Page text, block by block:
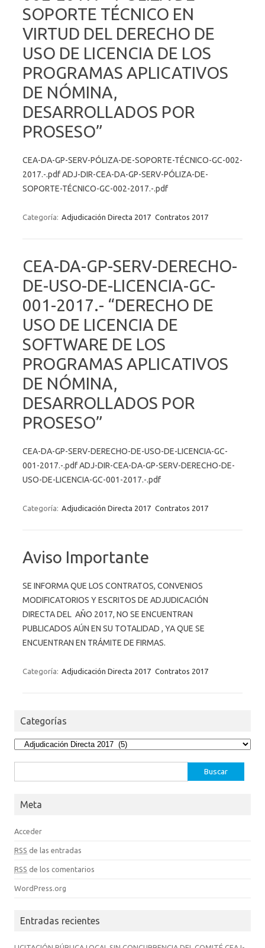
SOPORTE TÉCNICO EN
VIRTUD DEL DERECHO DE
USO DE LICENCIA DE LOS
PROGRAMAS APLICATIVOS
DE NÓMINA,
DESARROLLADOS POR
PROSESO”
CEA-DA-GP-SERV-PÓLIZA-DE-SOPORTE-TÉCNICO-GC-002-
2017.-.pdf ADJ-DIR-CEA-DA-GP-SERV-PÓLIZA-DE-
SOPORTE-TÉCNICO-GC-002-2017.-.pdf
Categoría: Adjudicación Directa 2017 Contratos 2017
CEA-DA-GP-SERV-DERECHO-
DE-USO-DE-LICENCIA-GC-
001-2017.- “DERECHO DE
USO DE LICENCIA DE
SOFTWARE DE LOS
PROGRAMAS APLICATIVOS
DE NÓMINA,
DESARROLLADOS POR
PROSESO”
CEA-DA-GP-SERV-DERECHO-DE-USO-DE-LICENCIA-GC-
001-2017.-.pdf ADJ-DIR-CEA-DA-GP-SERV-DERECHO-DE-
USO-DE-LICENCIA-GC-001-2017.-.pdf
Categoría: Adjudicación Directa 2017 Contratos 2017
Aviso Importante
SE INFORMA QUE LOS CONTRATOS, CONVENIOS
MODIFICATORIOS Y ESCRITOS DE ADJUDICACIÓN
DIRECTA DEL AÑO 2017, NO SE ENCUENTRAN
PUBLICADOS AÚN EN SU TOTALIDAD , YA QUE SE
ENCUENTRAN EN TRÁMITE DE FIRMAS.
Categoría: Adjudicación Directa 2017 Contratos 2017
Categorías
Categorías
Meta
Acceder
RSS de las entradas
RSS de los comentarios
WordPress.org
Entradas recientes